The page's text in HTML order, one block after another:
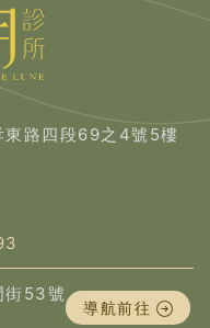
東路四段69之4號5樓
街53號
導航前往